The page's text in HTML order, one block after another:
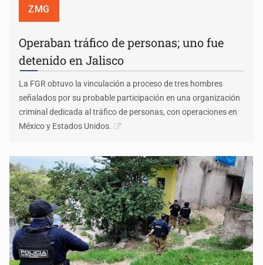
ZMG
Operaban tráfico de personas; uno fue
detenido en Jalisco
La FGR obtuvo la vinculación a proceso de tres hombres
señalados por su probable participación en una organización
criminal dedicada al tráfico de personas, con operaciones en
México y Estados Unidos.